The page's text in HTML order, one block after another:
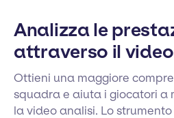
Analizza le
attraverso il video
Ottieni una maggiore
squadra e aiuta i giocatori a
la video analisi. Lo